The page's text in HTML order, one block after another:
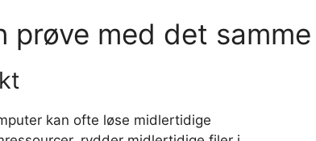
prøve med det samme
kan ofte løse midlertidige